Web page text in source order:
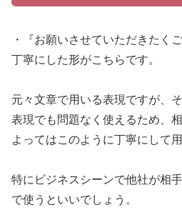
・『お願いさせていただきたく
丁寧にした形がこちらです。
元々文章で用いる表現ですが、
表現でも問題なく使えるため、
よってはこのように丁寧にして
特にビジネスシーンで他社が相
で使うといいでしょう。